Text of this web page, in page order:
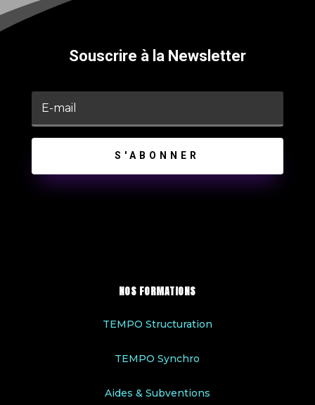
Souscrire à la Newsletter
S'ABONNER
NOS FORMATIONS
TEMPO Structuration
TEMPO Synchro
Aides & Subventions